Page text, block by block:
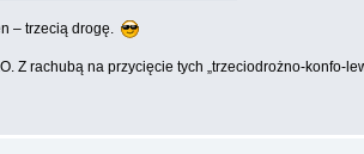
– trzecią drogę.
Z rachubą na przycięcie tych „trzeciodrożno-konfo-